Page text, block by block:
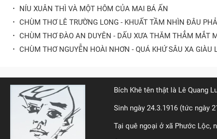
· NÍU XUÂN THÌ VÀ MỘT HÔM CỦA MAI BÁ ẤN
· CHÙM THƠ LÊ TRƯỜNG LONG - KHUẤT TẦM NHÌN ĐÂU
· CHÙM THƠ ĐÀO AN DUYÊN - DẤU XƯA THĂM THẲM MẮT
· CHÙM THƠ NGUYỄN HOÀI NHƠN - QUÁ KHỨ SÂU XA GIÀU
Bích Khê tên thật là Lê Quang
Sinh ngày 24.3.1916 (tức ngày
Tại quê ngoại ở xã Phước Lộc,